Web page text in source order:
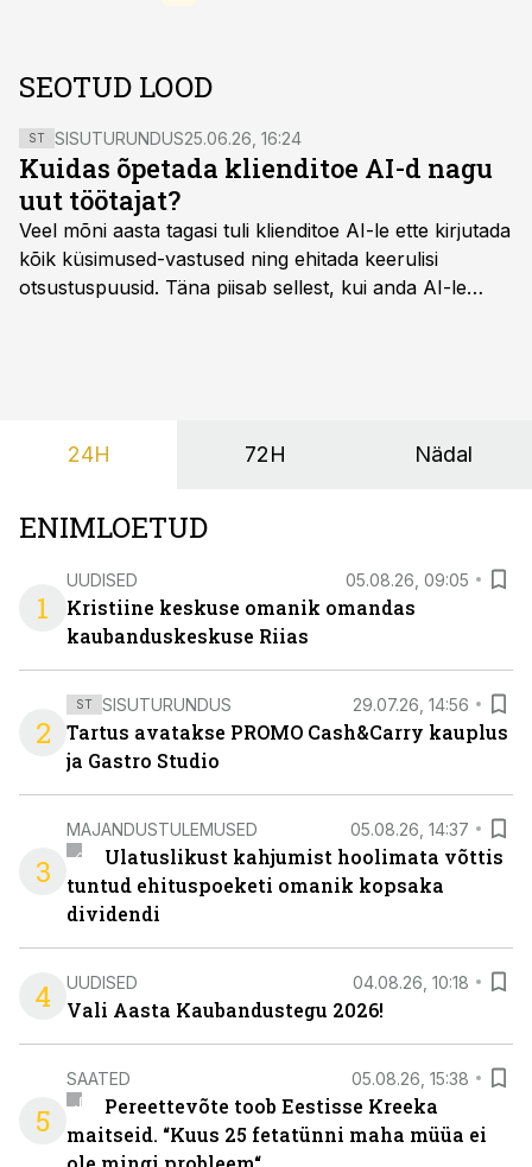
SEOTUD LOOD
ST SISUTURUNDUS25.06.26, 16:24
Kuidas õpetada klienditoe AI-d nagu
uut töötajat?
Veel mõni aasta tagasi tuli klienditoe AI-le ette kirjutada
kõik küsimused-vastused ning ehitada keerulisi
otsustuspuusid. Täna piisab sellest, kui anda AI-le
24H 72H Nädal
ENIMLOETUD
1
UUDISED 05.08.26, 09:05
Kristiine keskuse omanik omandas
kaubanduskeskuse Riias
2
ST SISUTURUNDUS 29.07.26, 14:56
Tartus avatakse PROMO Cash&Carry kauplus
ja Gastro Studio
3
MAJANDUSTULEMUSED 05.08.26, 14:37
Ulatuslikust kahjumist hoolimata võttis
tuntud ehituspoeketi omanik kopsaka
dividendi
4 UUDISED 04.08.26, 10:18
Vali Aasta Kaubandustegu 2026!
5
SAATED 05.08.26, 15:38
Pereettevõte toob Eestisse Kreeka
maitseid. “Kuus 25 fetatünni maha müüa ei